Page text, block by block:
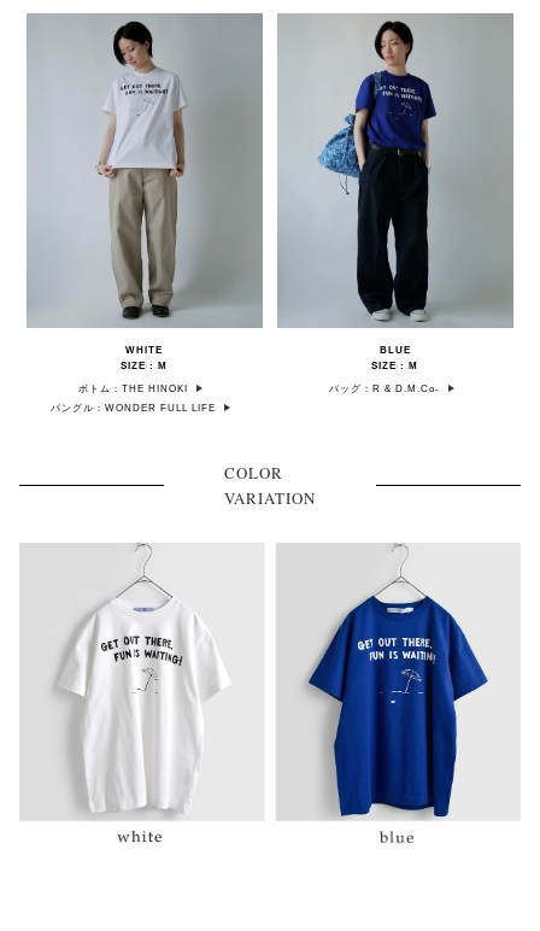
WHITE
SIZE : M
ボトム：THE HINOKI
バングル：WONDER FULL LIFE
BLUE
SIZE : M
バッグ：R & D.M.Co-
COLOR
VARIATION